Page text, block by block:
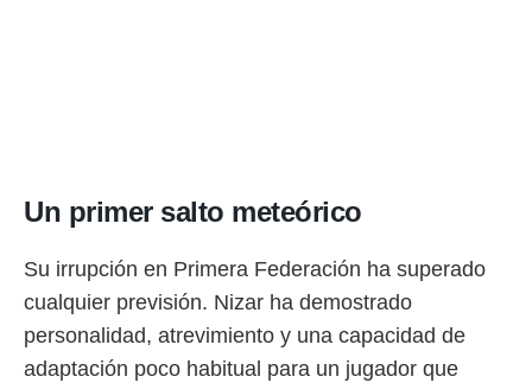
Un primer salto meteórico
Su irrupción en Primera Federación ha superado
cualquier previsión. Nizar ha demostrado
personalidad, atrevimiento y una capacidad de
adaptación poco habitual para un jugador que